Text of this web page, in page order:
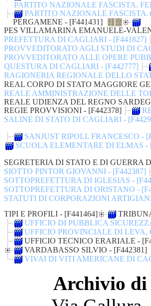
PARTITO NAZIONALE FASCISTA.
PARTITO NAZIONALE FASCISTA.
PERGAMENE - [F441431]
PES VILLAMARINA EMANUELE-
PREFETTURA DI CAGLIARI - [F441827]
PROVVEDITORATO AGLI STUDI DI
PROVVEDITORATO ALLE OPERE
QUESTURA DI CAGLIARI - [F442777]
RAGIONERIA REGIONALE DELLO
REAL CORPO DI STATO MAGGIORE
REALE AMMINISTRAZIONE DELLE
REALE UDIENZA DEL REGNO
REGIE PROVVISIONI - [F442378]
SALINE DI STATO DI CAGLIARI -
SANJUST RIPOLL FRANCESCO -
SCUOLA ELEMENTARE DI ELMAS -
SEGRETERIA DI STATO E DI GUERRA
SIOTTO PINTOR GIOVANNI - [F442387]
SOTTOPREFETTURA DI IGLESIAS -
SOTTOPREFETTURA DI ORISTANO -
STATUTI DI CORPORAZIONI
TIPI E PROFILI - [F441464]
UFFICIO DI PUBBLICA
UFFICIO PROVINCIALE DI LEVA,
UFFICIO TECNICO ERARIALE -
VARDABASSO SILVIO - [F442381]
VIVAI DI VITI AMERICANE DI
Archivio